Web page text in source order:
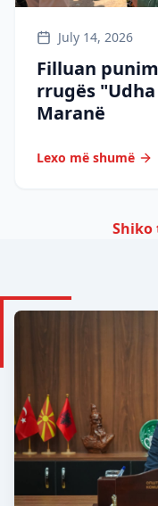
July 14, 2026
Filluan
rrugës
Maranë
Lexo më shumë